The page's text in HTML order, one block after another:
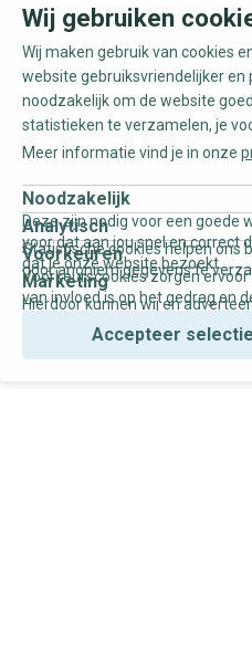
Wij gebruiken
Wij maken gebruik van cookies
website gebruiksvriendelijker
noodzakelijk om de website
statistieken te verzamelen, je
Meer informatie vind je in onze
Noodzakelijk
Deze zijn nodig voor een goede
voor dat aan jou snel en correct
dat je onze website bezoekt.
Analytisch
Statistische cookies helpen ons
door anoniem gegevens te
Voorkeuren
Voorkeurscookies zorgen
van invloed is op het gedrag en
Marketing
Hierdoor kunnen wij en
gepersonaliseerde online
Accepteer selectie